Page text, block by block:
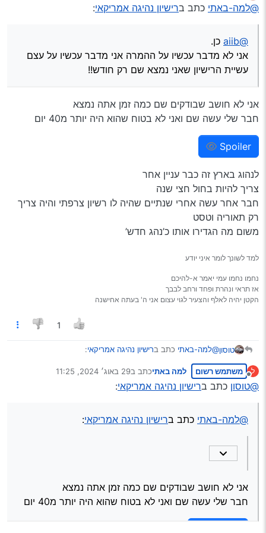
מנותק
@למה-באתי כתב ברישיון נהיגה אמריקאי:
@aiib
כן.
אני לא מדבר עכשיו על ההמרה אני מדבר עכשיו על עצם
עשיית הרישיון שאני נמצא שם רק חודש!!
אני לא חושב שבודקים שם כמה זמן אתה נמצא
חבר שלי עשה שם ואני לא בטוח שהוא היה יותר מ40 יום
Spoiler
לנהוג בארץ זה כבר עניין אחר
צריך להיות בחול חצי שנה
חבר אחר עשה אחרי שנתיים שהיה לו רשיון צרפתי והיה צריך
רק תאוריה וטסט
משום מה הגדירו אותו כ’נהג חדש’
למד לשונך לומר איני יודע
נחמו נחמו עמי יאמר א-להיכם
אז תראי ונהרת ופחד ורחב לבבך
הקטן יהיה לאלף והצעיר לגוי עצום אני ה' בעתה אחישנה
1
טוסון@למה-באתי כתב ברישיון נהיגה אמריקאי:
@aiib
כן.
אני לא מדבר עכשיו על ההמרה אני מדבר עכשיו על עצם
צריך להיות בחול חצי שנה
חבר אחר עשה אחרי שנתיים שהיה לו רשיון צרפתי והיה צריך רק
תאוריה וטסט
משום מה הגדירו אותו כ’נהג חדש’
ל
מנותק
משתמש רשום למה באתיכתב ב29 באוג׳ 2024, 11:25
נערך לאחרונה על ידי
@טוסון כתב ברישיון נהיגה אמריקאי:
@למה-באתי כתב ברישיון נהיגה אמריקאי:
אני לא חושב שבודקים שם כמה זמן אתה נמצא
חבר שלי עשה שם ואני לא בטוח שהוא היה יותר מ40 יום